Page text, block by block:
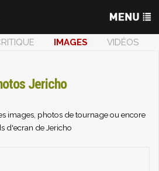
IMAGES
VIDÉOS
Jericho
images, photos de tournage ou encore
d'ecran de Jericho